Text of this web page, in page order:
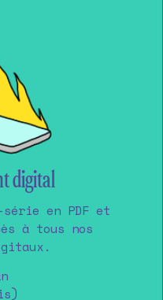
digital
en PDF et
à tous nos